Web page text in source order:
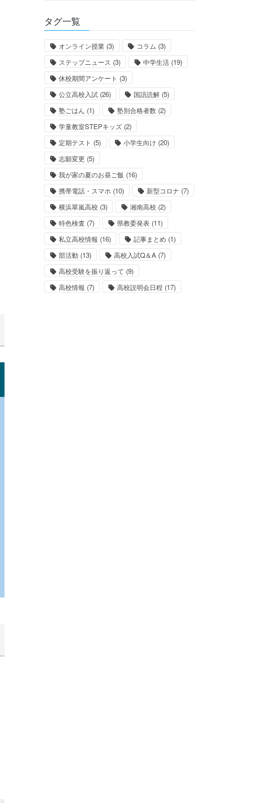
タグ一覧
オンライン授業 (3) コラム (3)
ステップニュース (3) 中学生活(19)
休校期間アンケート (3)
公立高校入試(26) 国語読解(5)
塾ごはん (1) 塾別合格者数 (2)
学童教室STEPキッズ(2)
定期テスト (5) 小学生向け (20)
志願変更 (5)
我が家の夏のお昼ご飯 (16)
携帯電話・スマホ (10) 新型コロナ (7)
横浜翠嵐高校 (3) 湘南高校 (2)
特色検査 (7) 県教委発表(11)
私立高校情報 (16) 記事まとめ (1)
部活動 (13) 高校入試Q＆A(7)
高校受験を振り返って (9)
高校情報 (7) 高校説明会日程 (17)